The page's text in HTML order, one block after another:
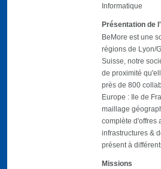
Informatique
Présentation de
BeMore est une
régions de Lyon/
Suisse, notre
de proximité
près de 800
Europe : Ile de
maillage
complète d'offres
infrastructures &
présent à
Missions